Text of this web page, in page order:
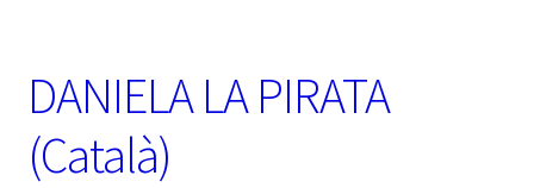
o
a
DANIELA LA PIRATA
(Català)